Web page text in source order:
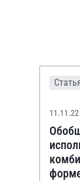
11.11.22